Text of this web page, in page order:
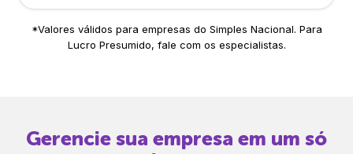
*Valores válidos para empresas do Simples Nacional. Para
Lucro Presumido, fale com os especialistas.
Gerencie sua empresa em um só